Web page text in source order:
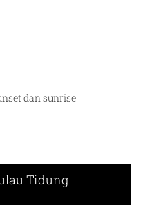
dan sunrise
Tidung